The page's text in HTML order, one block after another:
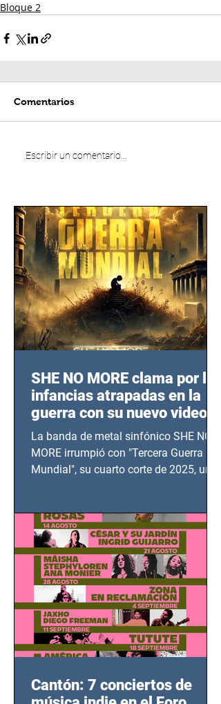
Bloque 2
Comentarios
Escribir un comentario...
SHE NO MORE clama por las
infancias atrapadas en la
guerra con su nuevo video
TERCERA GUERRA
MUNDIAL
La banda de metal sinfónico SHE NO
MORE irrumpió con "Tercera Guerra
Mundial", su cuarto corte de 2025, un
bélicos.
Cantón: 7 conciertos de